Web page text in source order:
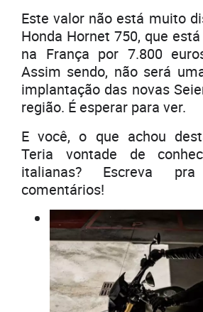
Este valor não está muito
Honda Hornet 750, que
na França por 7.800
Assim sendo, não será
implantação das novas
região. É esperar para ver.
E você, o que achou
Teria vontade de
italianas? Escreva
comentários!